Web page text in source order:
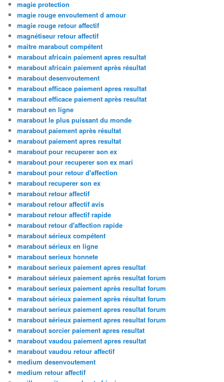
magie protection
magie rouge envoutement d amour
magie rouge retour affectif
magnétiseur retour affectif
maitre marabout compétent
marabout africain paiement apres resultat
marabout africain paiement après résultat
marabout desenvoutement
marabout efficace paiement apres resultat
marabout efficace paiement après resultat
marabout en ligne
marabout le plus puissant du monde
marabout paiement après résultat
marabout paiement apres resultat
marabout pour recuperer son ex
marabout pour recuperer son ex mari
marabout pour retour d'affection
marabout recuperer son ex
marabout retour affectif
marabout retour affectif avis
marabout retour affectif rapide
marabout retour d'affection rapide
marabout sérieux compétent
marabout sérieux en ligne
marabout serieux honnete
marabout serieux paiement apres resultat
marabout sérieux paiement après resultat forum
marabout serieux paiement après resultat forum
marabout sérieux paiement après résultat forum
marabout serieux paiement apres resultat forum
marabout sérieux paiement apres resultat forum
marabout sorcier paiement apres resultat
marabout vaudou paiement apres resultat
marabout vaudou retour affectif
medium desenvoutement
medium retour affectif